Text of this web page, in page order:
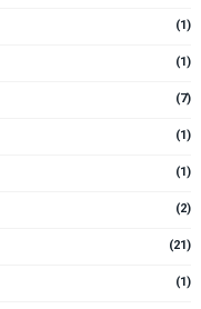
(1)
(1)
(7)
(1)
(1)
(2)
(21)
(1)